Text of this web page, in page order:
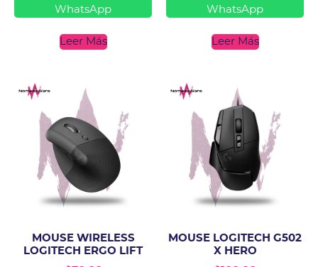
WhatsApp
Leer Más
WhatsApp
Leer Más
MOUSE WIRELESS
LOGITECH ERGO LIFT
MOUSE LOGITECH G502
X HERO